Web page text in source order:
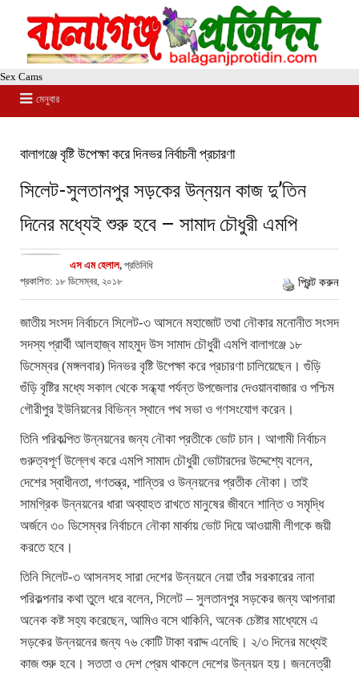
Sex Cams
মেনুবার
বালাগঞ্জে বৃষ্টি উপেক্ষা করে দিনভর নির্বাচনী প্রচারণা
সিলেট-সুলতানপুর সড়কের উন্নয়ন কাজ দু’তিন
দিনের মধ্যেই শুরু হবে – সামাদ চৌধুরী এমপি
এস এম হেলাল, প্রতিনিধি
প্রকাশিত: ১৮ ডিসেম্বর, ২০১৮
প্রিন্ট করুন
জাতীয় সংসদ নির্বাচনে সিলেট-৩ আসনে মহাজোট তথা নৌকার মনোনীত সংসদ
সদস্য প্রার্থী আলহাজ্ব মাহমুদ উস সামাদ চৌধুরী এমপি বালাগঞ্জে ১৮
ডিসেম্বর (মঙ্গলবার) দিনভর বৃষ্টি উপেক্ষা করে প্রচারণা চালিয়েছেন। গুঁড়ি
গুঁড়ি বৃষ্টির মধ্যে সকাল থেকে সন্ধ্যা পর্যন্ত উপজেলার দেওয়ানবাজার ও পশ্চিম
গৌরীপুর ইউনিয়নের বিভিন্ন স্থানে পথ সভা ও গণসংযোগ করেন।
তিনি পরিকল্পিত উন্নয়নের জন্য নৌকা প্রতীকে ভোট চান। আগামী নির্বাচন
গুরুত্বপূর্ণ উল্লেখ করে এমপি সামাদ চৌধুরী ভোটারদের উদ্দেশ্যে বলেন,
দেশের স্বাধীনতা, গণতন্ত্র, শান্তির ও উন্নয়নের প্রতীক নৌকা। তাই
সামগ্রিক উন্নয়নের ধারা অব্যাহত রাখতে মানুষের জীবনে শান্তি ও সমৃদ্ধি
অর্জনে ৩০ ডিসেম্বর নির্বাচনে নৌকা মার্কায় ভোট দিয়ে আওয়ামী লীগকে জয়ী
করতে হবে।
তিনি সিলেট-৩ আসনসহ সারা দেশের উন্নয়নে নেয়া তাঁর সরকারের নানা
পরিকল্পনার কথা তুলে ধরে বলেন, সিলেট – সুলতানপুর সড়কের জন্য আপনারা
অনেক কষ্ট সহ্য করেছেন, আমিও বসে থাকিনি, অনেক চেষ্টার মাধ্যেমে এ
সড়কের উন্নয়নের জন্য ৭৬ কোটি টাকা বরাদ্দ এনেছি। ২/৩ দিনের মধ্যেই
কাজ শুরু হবে। সততা ও দেশ প্রেম থাকলে দেশের উন্নয়ন হয়। জননেত্রী